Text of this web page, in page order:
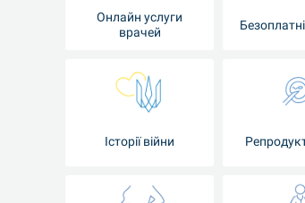
Онлайн услуги
врачей
Iсторії війни